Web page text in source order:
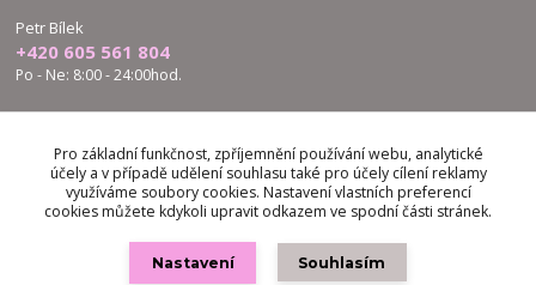
Petr Bílek
+420 605 561 804
Po - Ne: 8:00 - 24:00hod.
bilek.petr@skloproradost.cz
Pro základní funkčnost, zpříjemnění používání webu, analytické
účely a v případě udělení souhlasu také pro účely cílení reklamy
využíváme soubory cookies. Nastavení vlastních preferencí
cookies můžete kdykoli upravit odkazem ve spodní části stránek.
Nastavení Souhlasím